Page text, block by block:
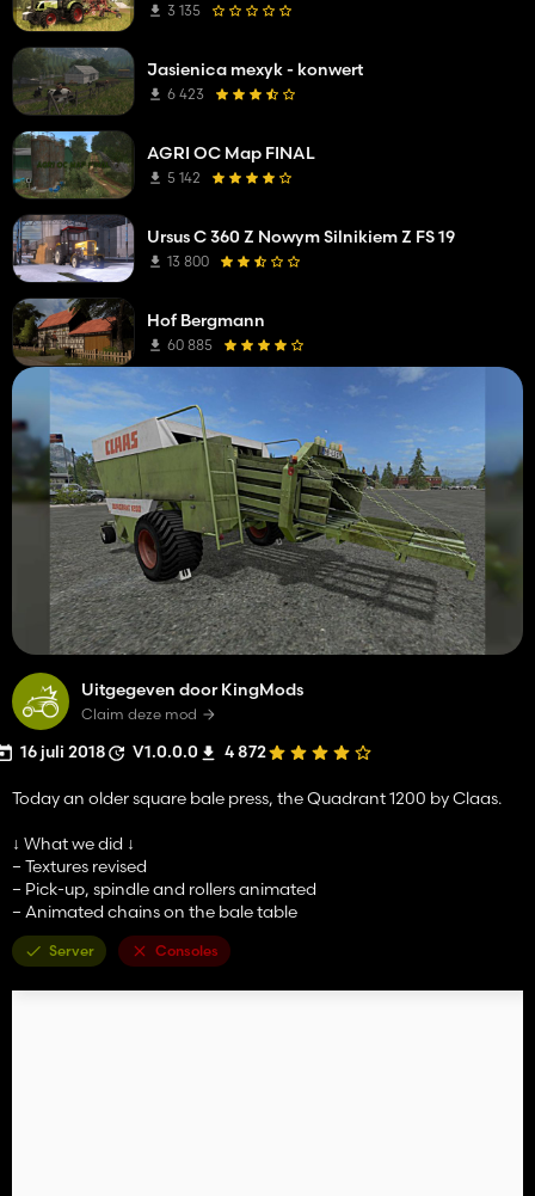
Uitgegeven door KingMods
Claim deze mod
16 juli 2018 V1.0.0.0 4 872
Today an older square bale press, the Quadrant 1200 by Claas.
↓ What we did ↓
– Textures revised
– Pick-up, spindle and rollers animated
– Animated chains on the bale table
Server Consoles
3 135
Jasienica mexyk - konwert
6 423
AGRI OC Map FINAL
5 142
Ursus C 360 Z Nowym Silnikiem Z FS 19
13 800
Hof Bergmann
60 885